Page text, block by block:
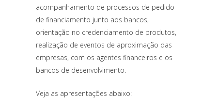
acompanhamento de processos de pedido
de financiamento junto aos bancos,
orientação no credenciamento de produtos,
realização de eventos de aproximação das
empresas, com os agentes financeiros e os
bancos de desenvolvimento.
Veja as apresentações abaixo: